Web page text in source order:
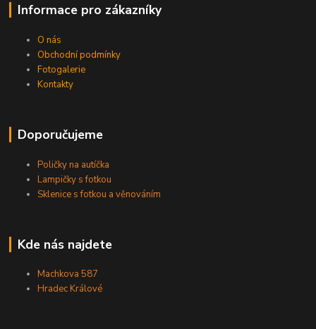
Informace pro zákazníky
O nás
Obchodní podmínky
Fotogalerie
Kontakty
Doporučujeme
Poličky na autíčka
Lampičky s fotkou
Sklenice s fotkou a věnováním
Kde nás najdete
Machkova 587
Hradec Králové